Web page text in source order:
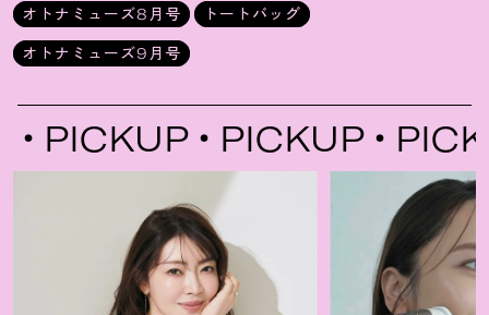
オトナミューズ8月号
トートバッグ
オトナミューズ9月号
PICKUP PICKUP